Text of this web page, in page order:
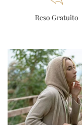
Reso Gratuito